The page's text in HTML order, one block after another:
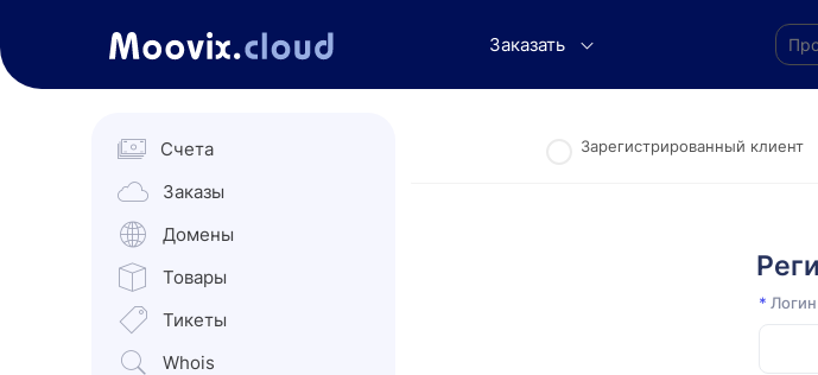
Заказать
Счета
Заказы
Домены
Товары
Тикеты
Whois
Зарегистрированный клиент
*